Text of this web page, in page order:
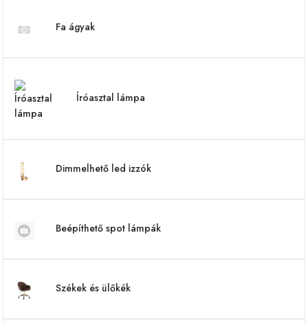
Fa ágyak
Íróasztal lámpa
Dimmelhető led izzók
Beépíthető spot lámpák
Székek és ülőkék